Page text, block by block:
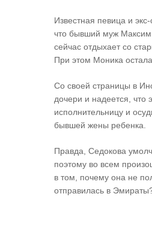
Известная певица и
что бывший муж Максим
сейчас отдыхает со
При этом Моника
Со своей страницы в
дочери и надеется, что
исполнительницу и
бывшей жены ребенка.
Правда, Седокова
поэтому во всем
в том, почему она не
отправилась в